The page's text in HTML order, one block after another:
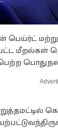
பெய்ர்ட்
மீறல்கள்